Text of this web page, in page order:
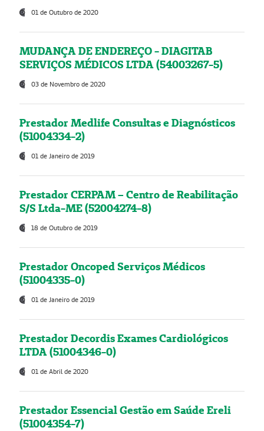
01 de Outubro de 2020
MUDANÇA DE ENDEREÇO - DIAGITAB
SERVIÇOS MÉDICOS LTDA (54003267-5)
03 de Novembro de 2020
Prestador Medlife Consultas e Diagnósticos
(51004334-2)
01 de Janeiro de 2019
Prestador CERPAM – Centro de Reabilitação
S/S Ltda-ME (52004274-8)
18 de Outubro de 2019
Prestador Oncoped Serviços Médicos
(51004335-0)
01 de Janeiro de 2019
Prestador Decordis Exames Cardiológicos
LTDA (51004346-0)
01 de Abril de 2020
Prestador Essencial Gestão em Saúde Ereli
(51004354-7)